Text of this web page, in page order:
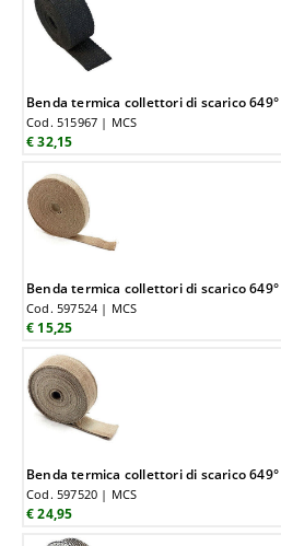
Benda termica collettori di scarico
Cod. 515967 | MCS
€ 32,15
Benda termica collettori di scarico
Cod. 597524 | MCS
€ 15,25
Benda termica collettori di scarico
Cod. 597520 | MCS
€ 24,95